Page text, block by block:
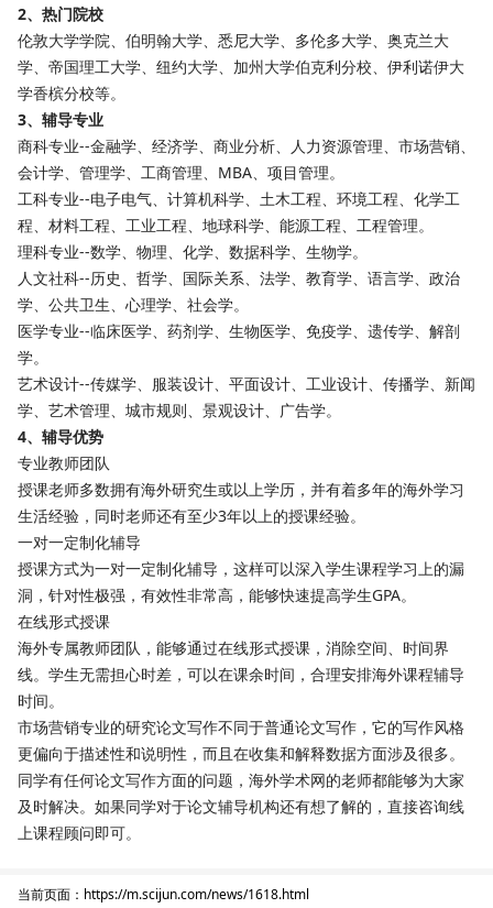
2、热门院校
伦敦大学学院、伯明翰大学、悉尼大学、多伦多大学、奥克兰大
学、帝国理工大学、纽约大学、加州大学伯克利分校、伊利诺伊大
学香槟分校等。
3、辅导专业
商科专业--金融学、经济学、商业分析、人力资源管理、市场营销、
会计学、管理学、工商管理、MBA、项目管理。
工科专业--电子电气、计算机科学、土木工程、环境工程、化学工
程、材料工程、工业工程、地球科学、能源工程、工程管理。
理科专业--数学、物理、化学、数据科学、生物学。
人文社科--历史、哲学、国际关系、法学、教育学、语言学、政治
学、公共卫生、心理学、社会学。
医学专业--临床医学、药剂学、生物医学、免疫学、遗传学、解剖
学。
艺术设计--传媒学、服装设计、平面设计、工业设计、传播学、新闻
学、艺术管理、城市规则、景观设计、广告学。
4、辅导优势
专业教师团队
授课老师多数拥有海外研究生或以上学历，并有着多年的海外学习
生活经验，同时老师还有至少3年以上的授课经验。
一对一定制化辅导
授课方式为一对一定制化辅导，这样可以深入学生课程学习上的漏
洞，针对性极强，有效性非常高，能够快速提高学生GPA。
在线形式授课
海外专属教师团队，能够通过在线形式授课，消除空间、时间界
线。学生无需担心时差，可以在课余时间，合理安排海外课程辅导
时间。
市场营销专业的研究论文写作不同于普通论文写作，它的写作风格
更偏向于描述性和说明性，而且在收集和解释数据方面涉及很多。
同学有任何论文写作方面的问题，海外学术网的老师都能够为大家
及时解决。如果同学对于论文辅导机构还有想了解的，直接咨询线
上课程顾问即可。
当前页面：https://m.scijun.com/news/1618.html